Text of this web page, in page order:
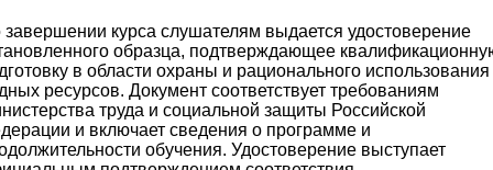
курса слушателям выдается удостоверение
образца, подтверждающее
в области охраны и рационального использования
ресурсов. Документ соответствует требованиям
труда и социальной защиты Российской
и включает сведения о программе и
обучения. Удостоверение выступает